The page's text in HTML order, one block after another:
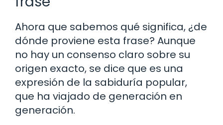
Ahora que sabemos qué significa, ¿de
dónde proviene esta frase? Aunque
no hay un consenso claro sobre su
origen exacto, se dice que es una
expresión de la sabiduría popular,
que ha viajado de generación en
generación.